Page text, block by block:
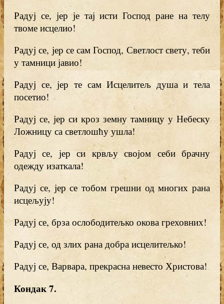
Радуј се, јер је тај исти Господ ране на телу
твоме исцелио!
Радуј се, јер се сам Господ, Светлост свету, теби
у тамници јавио!
Радуј се, јер те сам Исцелитељ душа и тела
посетио!
Радуј се, јер си кроз земну тамницу у Небеску
Ложницу са светлошћу ушла!
Радуј се, јер си крвљу својом себи брачну
одежду изаткала!
Радуј се, јер се тобом грешни од многих рана
исцељују!
Радуј се, брза ослободитељко окова греховних!
Радуј се, од злих рана добра исцелитељко!
Радуј се, Варвара, прекрасна невесто Христова!
Кондак 7.